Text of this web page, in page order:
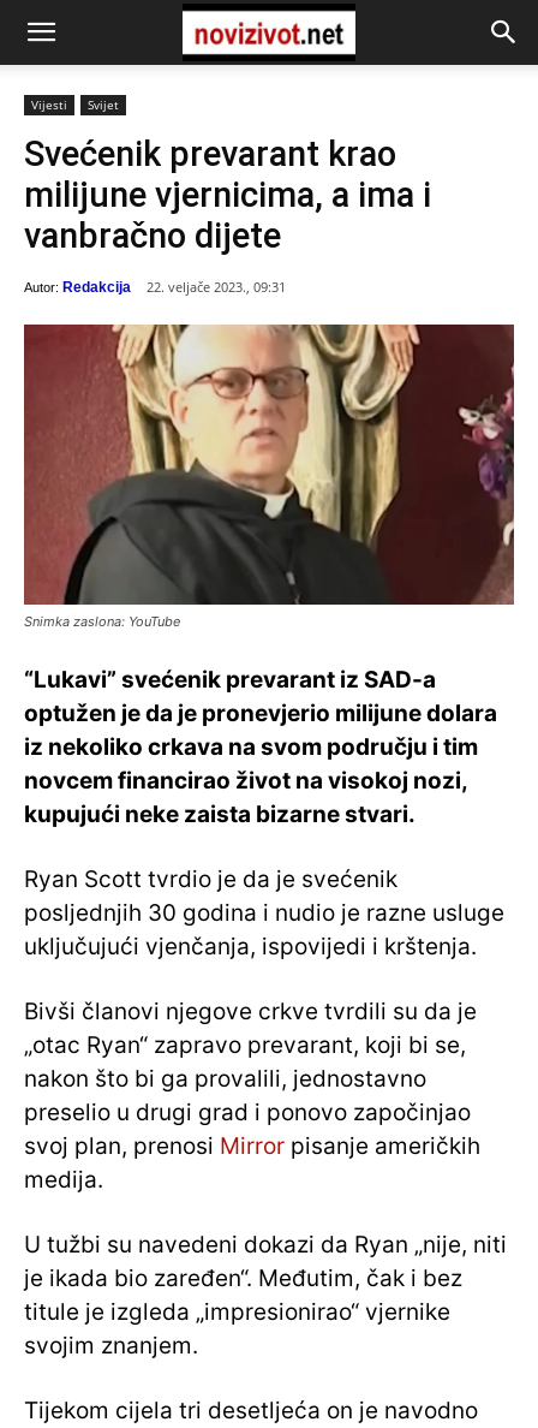
Vijesti Svijet
Svećenik prevarant krao
milijune vjernicima, a ima i
vanbračno dijete
Autor: Redakcija 22. veljače 2023., 09:31
Snimka zaslona: YouTube
“Lukavi” svećenik prevarant iz SAD-a
optužen je da je pronevjerio milijune dolara
iz nekoliko crkava na svom području i tim
novcem financirao život na visokoj nozi,
kupujući neke zaista bizarne stvari.
Ryan Scott tvrdio je da je svećenik
posljednjih 30 godina i nudio je razne usluge
uključujući vjenčanja, ispovijedi i krštenja.
Bivši članovi njegove crkve tvrdili su da je
„otac Ryan“ zapravo prevarant, koji bi se,
nakon što bi ga provalili, jednostavno
preselio u drugi grad i ponovo započinjao
svoj plan, prenosi Mirror pisanje američkih
medija.
U tužbi su navedeni dokazi da Ryan „nije, niti
je ikada bio zaređen“. Međutim, čak i bez
titule je izgleda „impresionirao“ vjernike
svojim znanjem.
Tijekom cijela tri desetljeća on je navodno